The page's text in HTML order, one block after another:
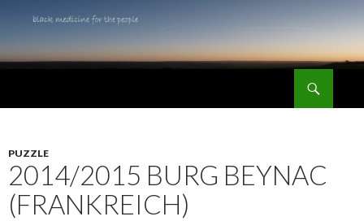
PUZZLE
2014/2015 BURG BEYNAC
(FRANKREICH)